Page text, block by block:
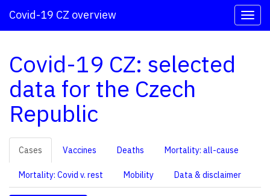
Covid-19 CZ overview
Covid-19 CZ: selected
data for the Czech
Republic
Cases Vaccines Deaths Mortality: all-cause
Mortality: Covid v. rest Mobility Data & disclaimer